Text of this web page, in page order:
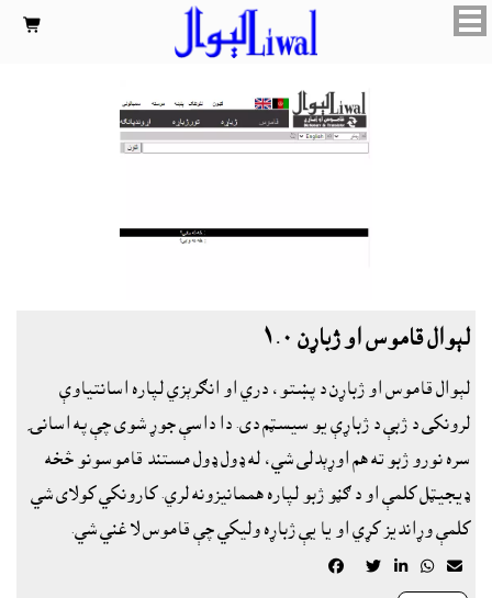

لېوال قاموس او ژباړن ١.٠
لېوال قاموس او ژباړن د پښتو، دري او انګرېزي لپاره اسانتياوې
لرونکى د ژبې د ژباړې يو سيسټم دى. دا داسې جوړ شوى چې په اسانۍ
سره نورو ژبو ته هم اوړېدلى شي، له ډول ډول مستند قاموسونو څخه
ډيجيټل کلمې او د ګڼو ژبو لپاره هممانيزونه لري. کارونکي کولاى شي
کلمې وړانديز کړي او يا يې ژباړه وليکي چې قاموس لا غني شي.
    